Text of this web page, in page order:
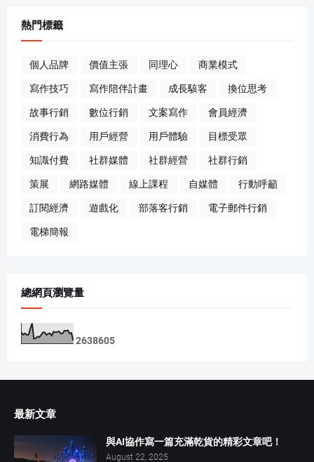
熱門標籤
個人品牌 價值主張 同理心 商業模式
寫作技巧 寫作陪伴計畫 成長駭客 換位思考
故事行銷 數位行銷 文案寫作 會員經濟
消費行為 用戶經營 用戶體驗 目標受眾
知識付費 社群媒體 社群經營 社群行銷
策展 網路媒體 線上課程 自媒體 行動呼籲
訂閱經濟 遊戲化 部落客行銷 電子郵件行銷
電梯簡報
總網頁瀏覽量
2638605
最新文章
與AI協作寫一篇充滿乾貨的精彩文章吧！
August 22, 2025